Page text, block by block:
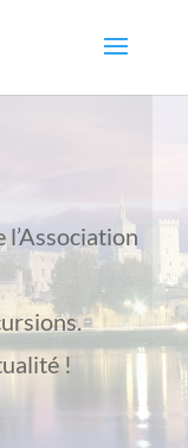
l’Association
!